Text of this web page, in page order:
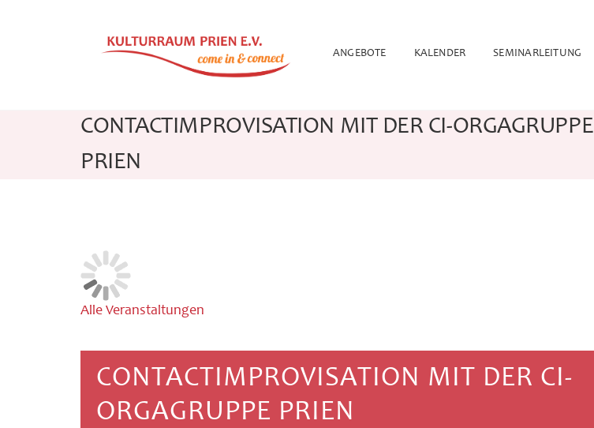
ANGEBOTE KALENDER SEMINARLEITUNG
CONTACTIMPROVISATION MIT DER CI-ORGAGRUPPE
PRIEN
Alle Veranstaltungen
CONTACTIMPROVISATION MIT DER CI-
ORGAGRUPPE PRIEN